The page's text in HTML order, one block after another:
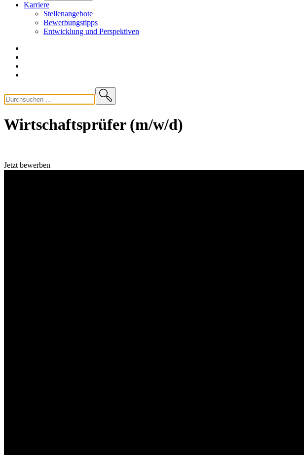
Karriere
Stellenangebote
Bewerbungstipps
Entwicklung und Perspektiven
Wirtschaftsprüfer (m/w/d)
Jetzt bewerben